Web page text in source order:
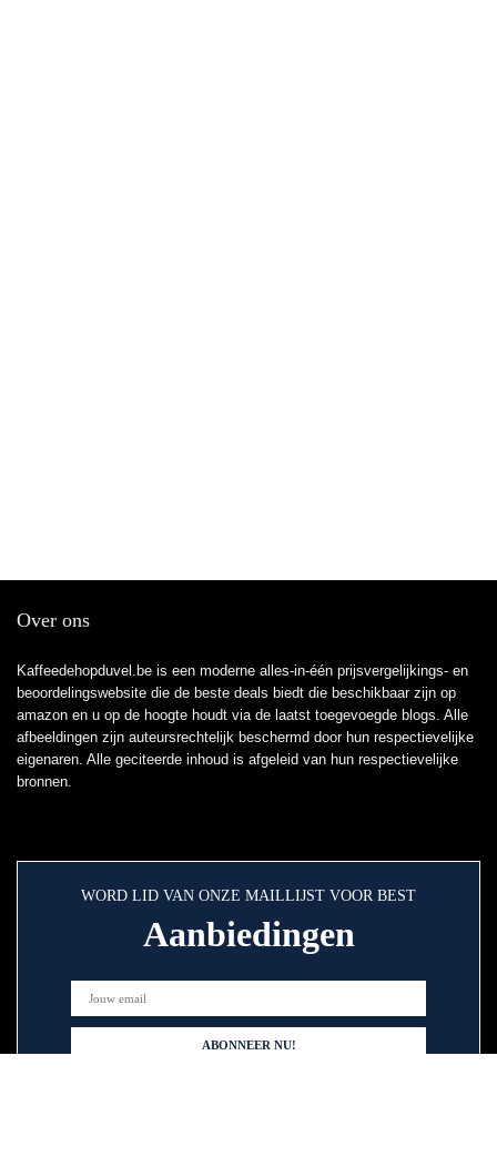
Over ons
Kaffeedehopduvel.be is een moderne alles-in-één prijsvergelijkings- en
beoordelingswebsite die de beste deals biedt die beschikbaar zijn op
amazon en u op de hoogte houdt via de laatst toegevoegde blogs. Alle
afbeeldingen zijn auteursrechtelijk beschermd door hun respectievelijke
eigenaren. Alle geciteerde inhoud is afgeleid van hun respectievelijke
bronnen.
WORD LID VAN ONZE MAILLIJST VOOR BEST
Aanbiedingen